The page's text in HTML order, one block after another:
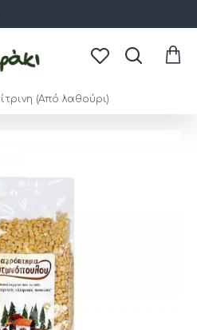
(Από λαθούρι)